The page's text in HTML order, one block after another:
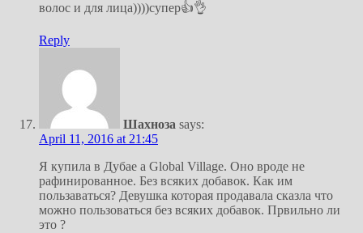
волос и для лица))))супер👍👌
Reply
Шахноза says:
April 11, 2016 at 21:45
Я купила в Дубае а Global Village. Оно вроде не
рафинированное. Без всяких добавок. Как им
пользаваться? Девушка которая продавала сказла что
можно пользоваться без всяких добавок. Првильно ли
это ?